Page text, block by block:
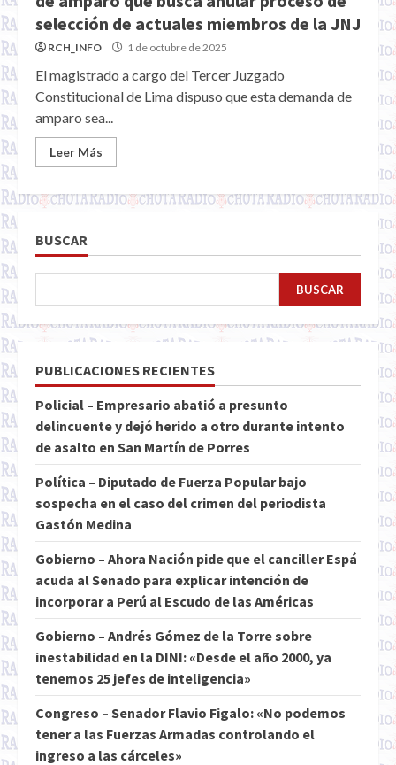
selección de actuales miembros de la JNJ
RCH_INFO 1 de octubre de 2025
El magistrado a cargo del Tercer Juzgado
Constitucional de Lima dispuso que esta demanda de
amparo sea...
Leer Más
BUSCAR
BUSCAR
PUBLICACIONES RECIENTES
Policial – Empresario abatió a presunto
delincuente y dejó herido a otro durante intento
de asalto en San Martín de Porres
Política – Diputado de Fuerza Popular bajo
sospecha en el caso del crimen del periodista
Gastón Medina
Gobierno – Ahora Nación pide que el canciller Espá
acuda al Senado para explicar intención de
incorporar a Perú al Escudo de las Américas
Gobierno – Andrés Gómez de la Torre sobre
inestabilidad en la DINI: «Desde el año 2000, ya
tenemos 25 jefes de inteligencia»
Congreso – Senador Flavio Figalo: «No podemos
tener a las Fuerzas Armadas controlando el
ingreso a las cárceles»